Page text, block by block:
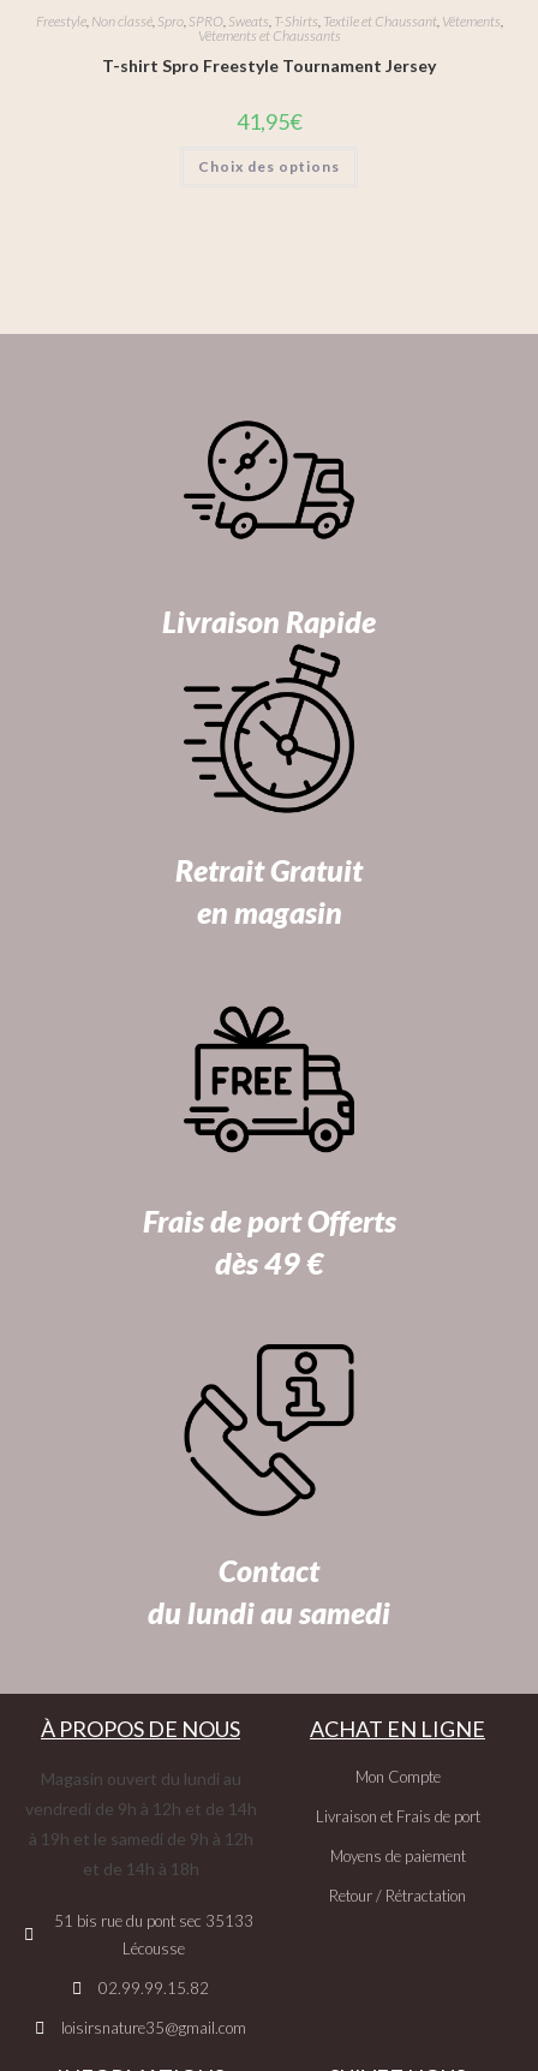
Freestyle, Non classé, Spro, SPRO, Sweats T-Shirts Textile et Chaussant, Vêtements
Vêtements et Chaussants
T-shirt Spro Freestyle Tournament Jersey
41,95€
Choix des options
Livraison Rapide
Retrait Gratuit
en magasin
Frais de port Offerts
dès 49 €
Contact
du lundi au samedi
À PROPOS DE NOUS
Magasin ouvert du lundi au
vendredi de 9h à 12h et de 14h
à 19h et le samedi de 9h à 12h
et de 14h à 18h
51 bis rue du pont sec 35133
Lécousse
02.99.99.15.82
loisirsnature35@gmail.com
ACHAT EN LIGNE
Mon Compte
Livraison et Frais de port
Moyens de paiement
Retour / Rétractation